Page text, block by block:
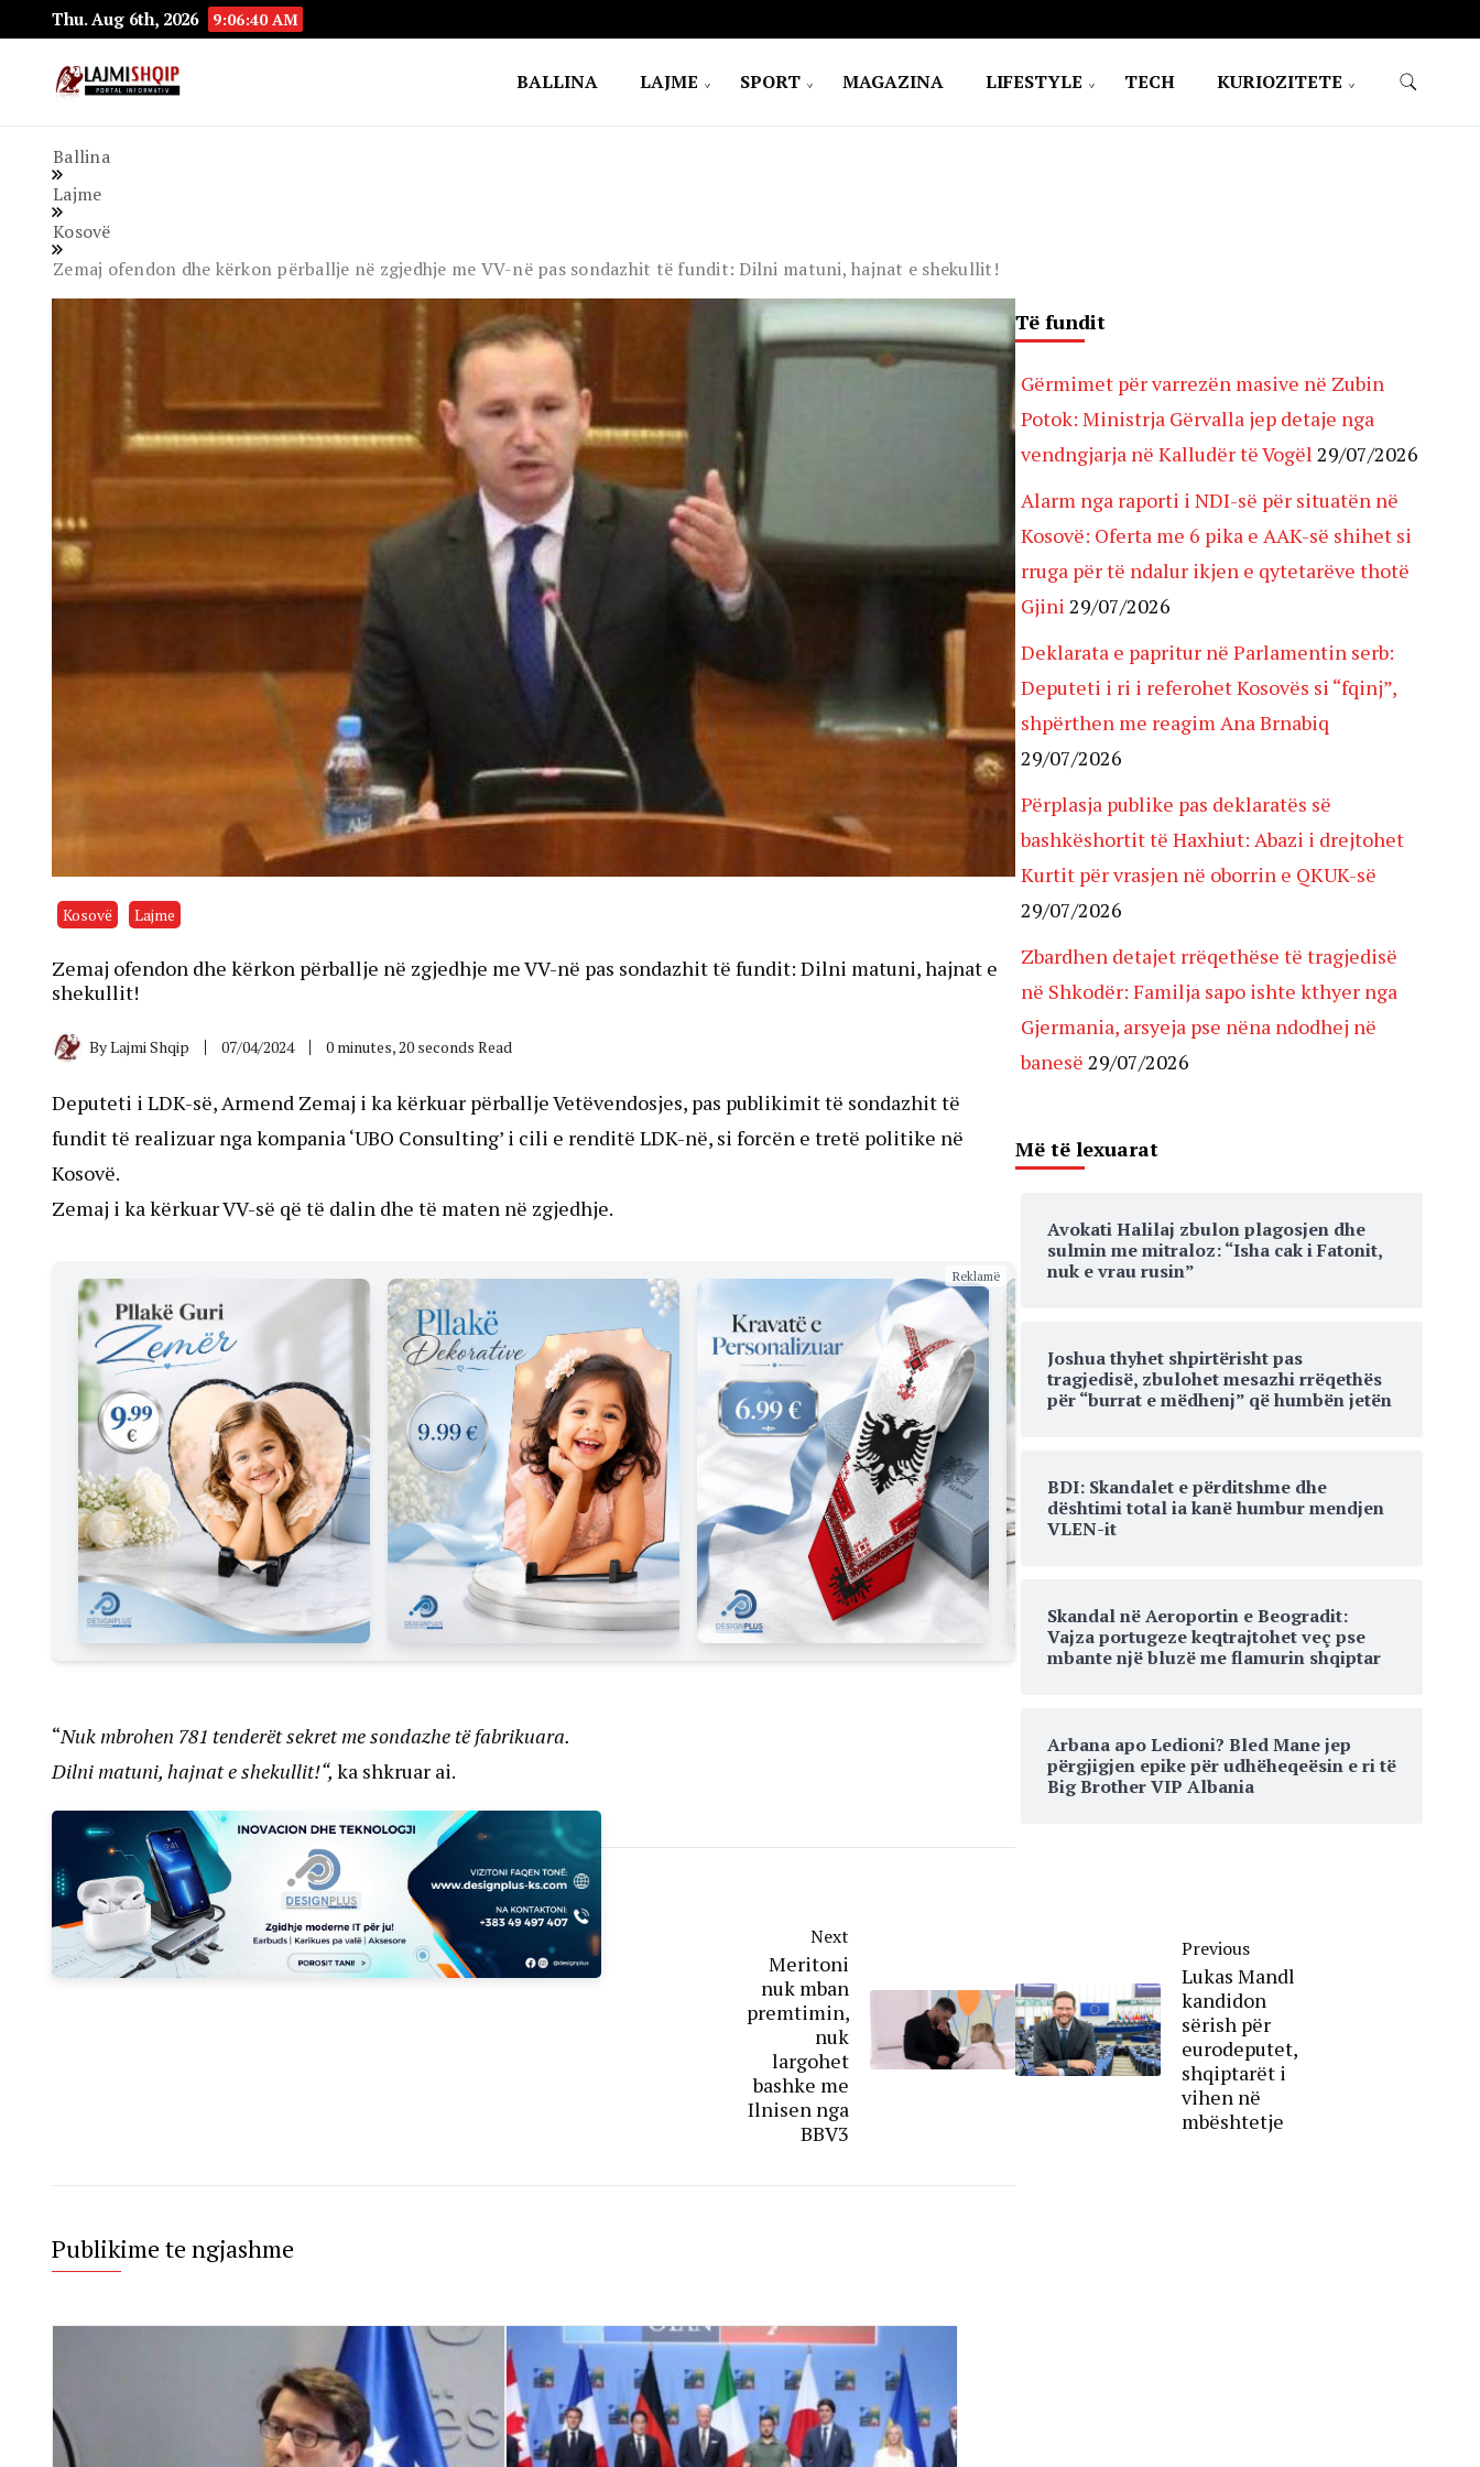
Thu. Aug 6th, 2026 9:06:41 AM
BALLINA LAJME SPORT MAGAZINA LIFESTYLE TECH KURIOZITETE
Ballina
Lajme
Kosovë
Zemaj ofendon dhe kërkon përballje në zgjedhje me VV-në pas sondazhit të fundit: Dilni matuni, hajnat e shekullit!
Kosovë Lajme
Zemaj ofendon dhe kërkon përballje në zgjedhje me VV-në pas sondazhit të fundit: Dilni matuni, hajnat e
shekullit!
ByLajmi Shqip 07/04/2024 0 minutes, 20 seconds Read
Deputeti i LDK-së, Armend Zemaj i ka kërkuar përballje Vetëvendosjes, pas publikimit të sondazhit të
fundit të realizuar nga kompania ‘UBO Consulting’ i cili e renditë LDK-në, si forcën e tretë politike në
Kosovë.
Zemaj i ka kërkuar VV-së që të dalin dhe të maten në zgjedhje.
Reklamë
“Nuk mbrohen 781 tenderët sekret me sondazhe të fabrikuara.
Dilni matuni, hajnat e shekullit!“, ka shkruar ai.
Previous
Lukas Mandl
kandidon
sërish për
eurodeputet,
shqiptarët i
vihen në
mbështetje
Next
Meritoni
nuk mban
premtimin,
nuk
largohet
bashke me
Ilnisen nga
BBV3
Publikime te ngjashme
Të fundit
Gërmimet për varrezën masive në Zubin
Potok: Ministrja Gërvalla jep detaje nga
vendngjarja në Kalludër të Vogël 29/07/2026
Alarm nga raporti i NDI-së për situatën në
Kosovë: Oferta me 6 pika e AAK-së shihet si
rruga për të ndalur ikjen e qytetarëve thotë
Gjini 29/07/2026
Deklarata e papritur në Parlamentin serb:
Deputeti i ri i referohet Kosovës si “fqinj”,
shpërthen me reagim Ana Brnabiq
29/07/2026
Përplasja publike pas deklaratës së
bashkëshortit të Haxhiut: Abazi i drejtohet
Kurtit për vrasjen në oborrin e QKUK-së
29/07/2026
Zbardhen detajet rrëqethëse të tragjedisë
në Shkodër: Familja sapo ishte kthyer nga
Gjermania, arsyeja pse nëna ndodhej në
banesë 29/07/2026
Më të lexuarat
Avokati Halilaj zbulon plagosjen dhe
sulmin me mitraloz: “Isha cak i Fatonit,
nuk e vrau rusin”
Joshua thyhet shpirtërisht pas
tragjedisë, zbulohet mesazhi rrëqethës
për “burrat e mëdhenj” që humbën jetën
BDI: Skandalet e përditshme dhe
dështimi total ia kanë humbur mendjen
VLEN-it
Skandal në Aeroportin e Beogradit:
Vajza portugeze keqtrajtohet veç pse
mbante një bluzë me flamurin shqiptar
Arbana apo Ledioni? Bled Mane jep
përgjigjen epike për udhëheqeësin e ri të
Big Brother VIP Albania